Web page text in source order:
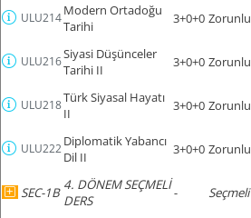
ULU214Modern Ortadoğu
Tarihi
3+0+0 Zorunlu
ULU216Siyasi Düşünceler
Tarihi II
3+0+0 Zorunlu
ULU218Türk Siyasal Hayatı
II
3+0+0 Zorunlu
ULU222Diplomatik Yabancı
Dil II
3+0+0 Zorunlu
SEC-1B 4. DÖNEM SEÇMELİ
DERS
- Seçmeli